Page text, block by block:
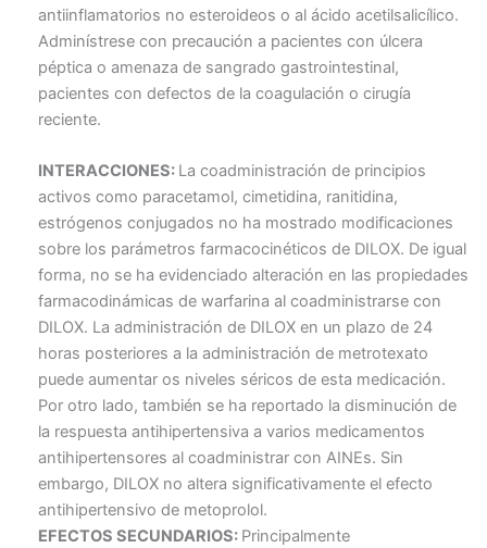
antiinflamatorios no esteroideos o al ácido acetilsalicílico.
Adminístrese con precaución a pacientes con úlcera
péptica o amenaza de sangrado gastrointestinal,
pacientes con defectos de la coagulación o cirugía
reciente.
INTERACCIONES: La coadministración de principios
activos como paracetamol, cimetidina, ranitidina,
estrógenos conjugados no ha mostrado modificaciones
sobre los parámetros farmacocinéticos de DILOX. De igual
forma, no se ha evidenciado alteración en las propiedades
farmacodinámicas de warfarina al coadministrarse con
DILOX. La administración de DILOX en un plazo de 24
horas posteriores a la administración de metrotexato
puede aumentar os niveles séricos de esta medicación.
Por otro lado, también se ha reportado la disminución de
la respuesta antihipertensiva a varios medicamentos
antihipertensores al coadministrar con AINEs. Sin
embargo, DILOX no altera significativamente el efecto
antihipertensivo de metoprolol.
EFECTOS SECUNDARIOS: Principalmente